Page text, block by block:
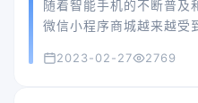
随着智能手机的不断普及
微信小程序商城越来越受
企业看到了小程序的重要
2023-02-27 2769